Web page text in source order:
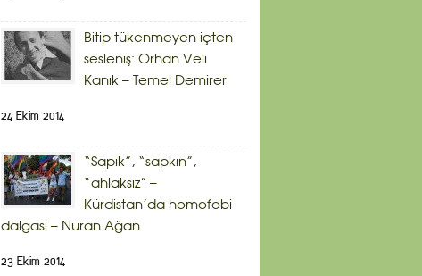
Bitip tükenmeyen içten
sesleniş: Orhan Veli
Kanık – Temel Demirer
24 Ekim 2014
“Sapık”, “sapkın”,
“ahlaksız” –
Kürdistan’da homofobi
dalgası – Nuran Ağan
23 Ekim 2014